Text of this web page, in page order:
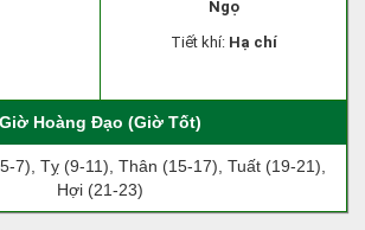
Ngọ
Tiết khí: Hạ chí
Giờ Hoàng Đạo (Giờ Tốt)
7), Tỵ (9-11), Thân (15-17), Tuất (19-21),
Hợi (21-23)